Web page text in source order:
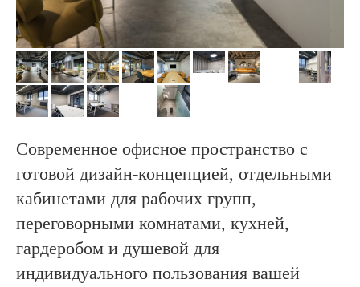
Современное офисное пространство с
готовой дизайн-концепцией, отдельными
кабинетами для рабочих групп,
переговорными комнатами, кухней,
гардеробом и душевой для
индивидуального пользования вашей